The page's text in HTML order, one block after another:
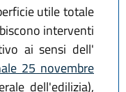
utile totale
interventi
ai sensi dell'
25 novembre
dell'edilizia),